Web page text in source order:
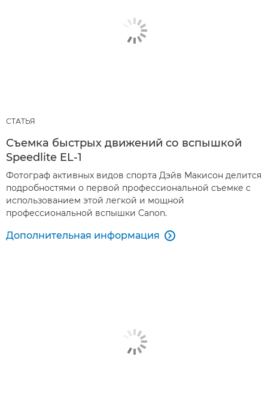
СТАТЬЯ
Съемка быстрых движений со вспышкой
Speedlite EL-1
Фотограф активных видов спорта Дэйв Макисон делится
подробностями о первой профессиональной съемке с
использованием этой легкой и мощной
профессиональной вспышки Canon.
Дополнительная информация 